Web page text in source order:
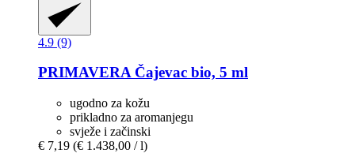
4.9 (9)
PRIMAVERAČajevac bio, 5 ml
ugodno za kožu
prikladno za aromanjegu
svježe i začinski
€ 7,19 (€ 1.438,00 / l)